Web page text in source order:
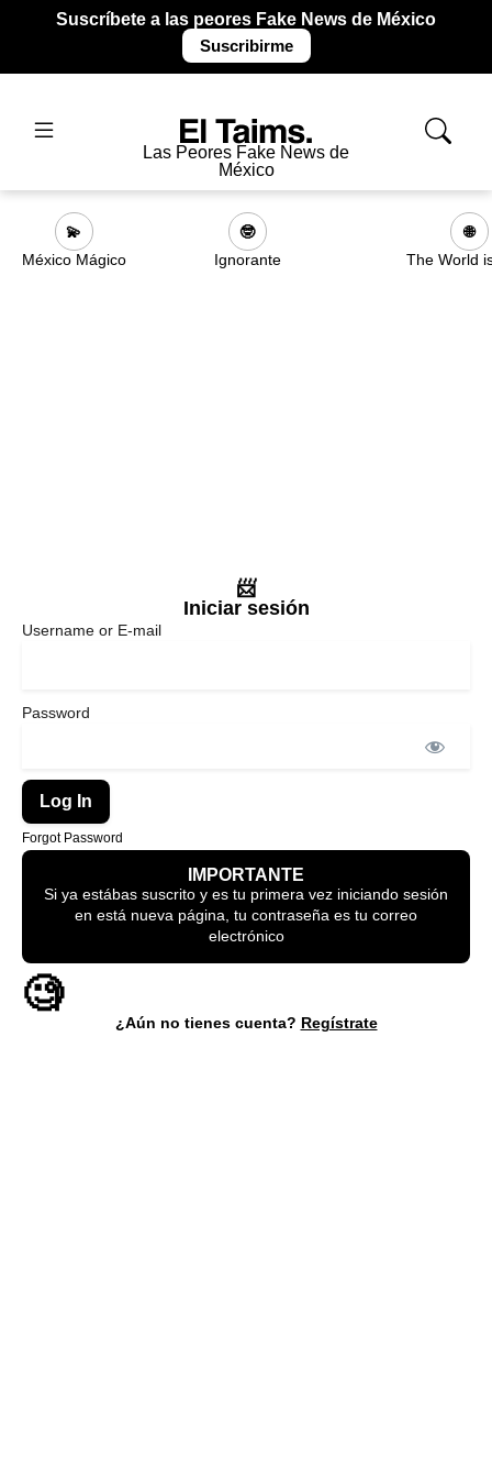
Suscríbete a las peores Fake News de México
Suscribirme
Las Peores Fake News de
México
💫
México Mágico
🤓
Ignorante
🌐
The World
📨
Iniciar sesión
Username or E-mail
Password
Forgot Password
IMPORTANTE
Si ya estábas suscrito y es tu primera vez iniciando sesión
en está nueva página, tu contraseña es tu correo
electrónico
🧐
¿Aún no tienes cuenta? Regístrate